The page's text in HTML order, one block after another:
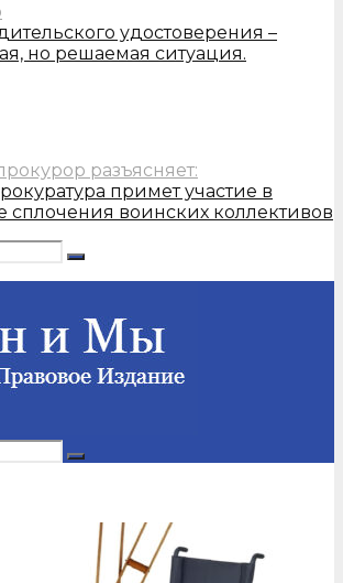
удостоверения –
но решаемая ситуация.
разъясняет:
примет участие в
сплочения воинских коллективов